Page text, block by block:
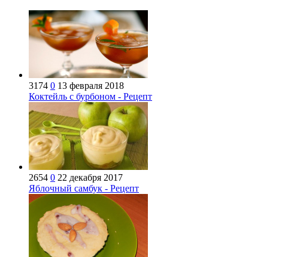
3174 0 13 февраля 2018
Коктейль с бурбоном - Рецепт
2654 0 22 декабря 2017
Яблочный самбук - Рецепт